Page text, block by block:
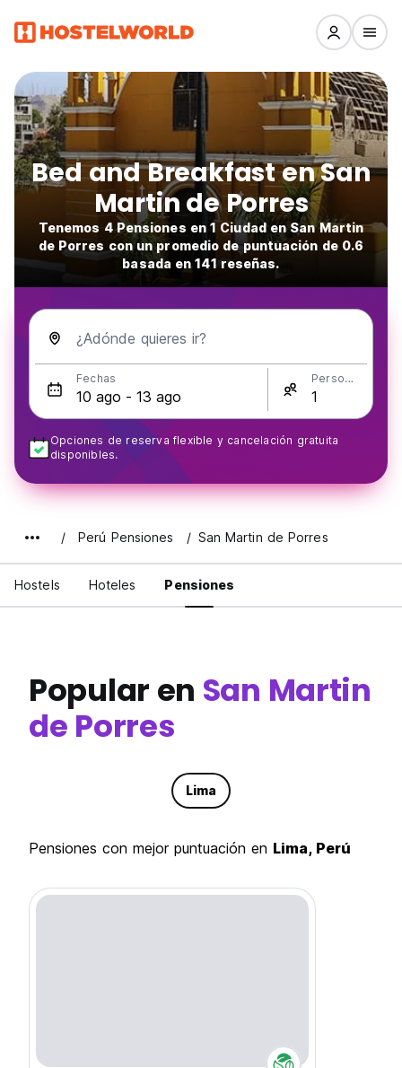
Bed and Breakfast en San
Martin de Porres
Tenemos 4 Pensiones en 1 Ciudad en San Martin
de Porres con un promedio de puntuación de 0.6
basada en 141 reseñas.
¿Adónde quieres ir?
Fechas Personas
Opciones de reserva flexible y cancelación gratuita
disponibles.
Perú Pensiones San Martin de Porres
Hostels Hoteles Pensiones
Popular en San Martin
de Porres
Lima
pensiones con mejor puntuación en Lima, Perú